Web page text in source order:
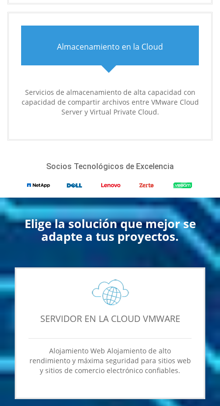
Almacenamiento en la Cloud
Servicios de almacenamiento de alta capacidad con
capacidad de compartir archivos entre VMware Cloud
Server y Virtual Private Cloud.
Socios Tecnológicos de Excelencia
Elige la solución que mejor se
adapte a tus proyectos.
SERVIDOR EN LA CLOUD VMWARE
Alojamiento Web Alojamiento de alto
rendimiento y máxima seguridad para sitios web
y sitios de comercio electrónico confiables.